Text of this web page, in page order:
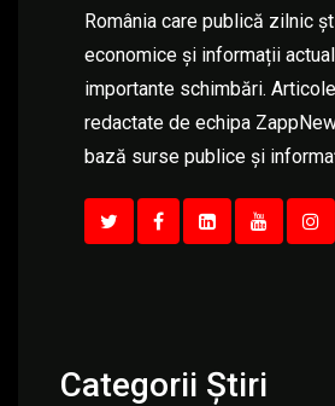
România care publică zilnic
economice și informații
importante schimbări.
redactate de echipa
bază surse publice și
Categorii Știri